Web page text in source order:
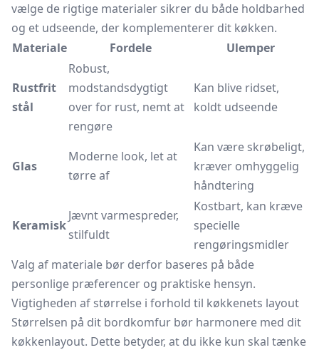
vælge de rigtige materialer sikrer du både holdbarhed
og et udseende, der komplementerer dit køkken.
Materiale
Fordele Ulemper
Rustfrit
stål
Robust,
modstandsdygtigt
over for rust, nemt at
rengøre
Kan blive ridset,
koldt udseende
Glas
Moderne look, let at
tørre af
Kan være skrøbeligt,
kræver omhyggelig
håndtering
Keramisk
Jævnt varmespreder,
stilfuldt
Kostbart, kan kræve
specielle
rengøringsmidler
Valg af materiale bør derfor baseres på både
personlige præferencer og praktiske hensyn.
Vigtigheden af størrelse i forhold til køkkenets layout
Størrelsen på dit bordkomfur bør harmonere med dit
køkkenlayout. Dette betyder, at du ikke kun skal tænke